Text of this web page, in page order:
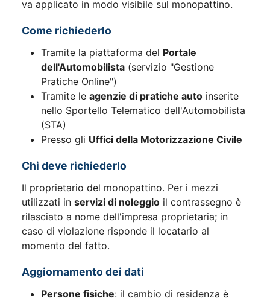
va applicato in modo visibile sul monopattino.
Come richiederlo
Tramite la piattaforma del Portale
dell'Automobilista (servizio "Gestione
Pratiche Online")
Tramite le agenzie di pratiche auto inserite
nello Sportello Telematico dell'Automobilista
(STA)
Presso gli Uffici della Motorizzazione Civile
Chi deve richiederlo
Il proprietario del monopattino. Per i mezzi
utilizzati in servizi di noleggio il contrassegno è
rilasciato a nome dell'impresa proprietaria; in
caso di violazione risponde il locatario al
momento del fatto.
Aggiornamento dei dati
Persone fisiche: il cambio di residenza è